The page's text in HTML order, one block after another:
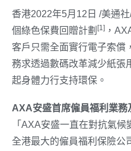
香港2022年5月12日 /美通
個綠色保費回贈計劃 [1] ，
客戶只需全面實行電子索償
務求透過數碼改革減少紙張
起身體力行支持環保。
AXA安盛首席僱員福利業
「AXA安盛一直在對抗氣
全港最大的僱員福利保險公